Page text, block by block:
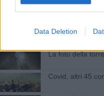
Data Deletion
La disfida dei
La foto della
Covid, altri 45